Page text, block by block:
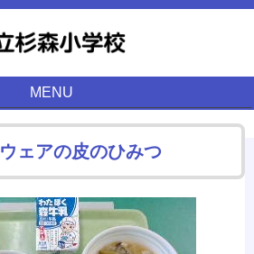
MENU
ェアの皮のひみつ